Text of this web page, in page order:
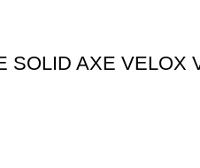
SOLID AXE VELOX